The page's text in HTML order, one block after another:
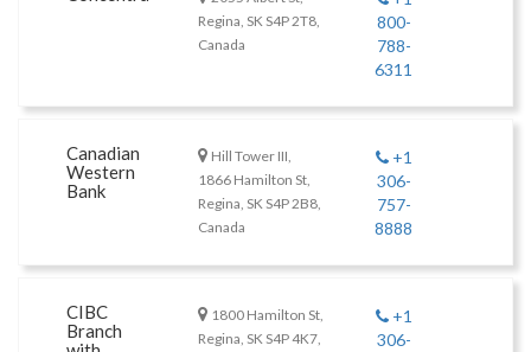
Regina, SK S4P 2T8,
Canada
800-
788-
6311
Canadian
Western
Bank
Hill Tower III,
1866 Hamilton St,
Regina, SK S4P 2B8,
Canada
+1
306-
757-
8888
CIBC
Branch
1800 Hamilton St,
Regina, SK S4P 4K7,
+1
306-